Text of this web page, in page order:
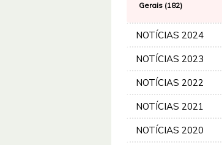
Gerais (182)
NOTÍCIAS 2024
NOTÍCIAS 2023
NOTÍCIAS 2022
NOTÍCIAS 2021
NOTÍCIAS 2020